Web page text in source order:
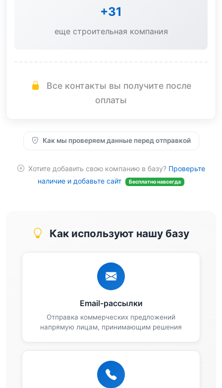
+31
еще строительная компания
Все контакты вы получите после
оплаты
Как мы проверяем данные перед отправкой
Хотите добавить свою компанию в базу? Проверьте
наличие и добавьте сайт
Бесплатно навсегда
Как используют нашу базу
Email-рассылки
Отправка коммерческих предложений
напрямую лицам, принимающим решения